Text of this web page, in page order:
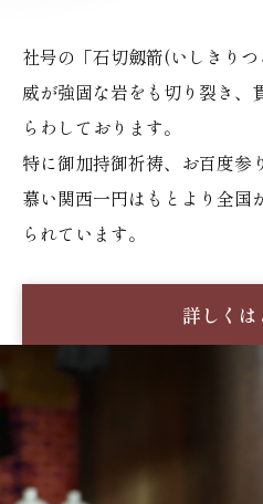
社号の「石切劔箭(いしきり
威が強固な岩をも切り裂き、
らわしております。
特に御加持御祈祷、お百度参
慕い関西一円はもとより全国
られています。
詳しくは